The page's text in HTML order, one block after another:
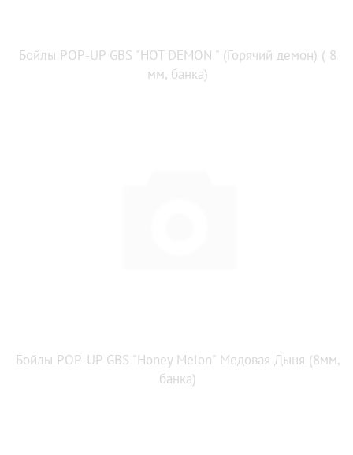
Бойлы POP-UP GBS "HOT DEMON " (Горячий демон) ( 8
мм, банка)
Бойлы POP-UP GBS "Honey Melon" Медовая Дыня (8мм,
банка)